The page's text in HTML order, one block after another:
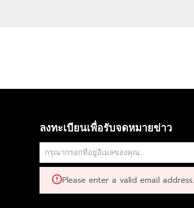
ลงทะเบียนเพื่อรับจดหมายข่าว
Please enter a valid email address.